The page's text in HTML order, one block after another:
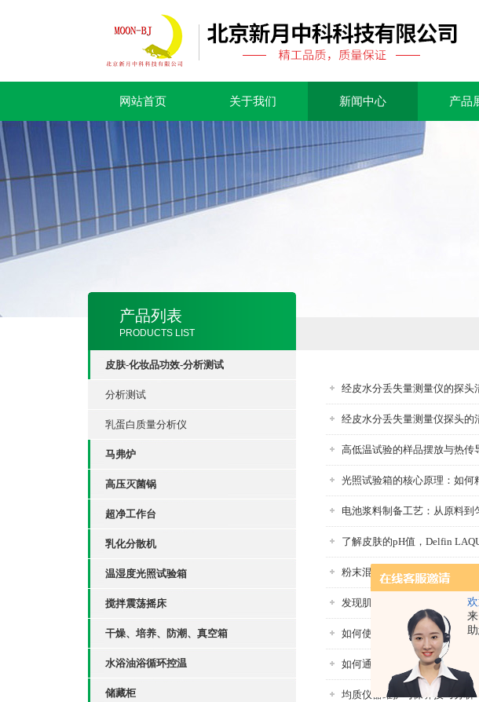
欢
网站首页 关于我们 新闻中心 产品
产品列表
PRODUCTS LIST
皮肤-化妆品功效-分析测试
分析测试
乳蛋白质量分析仪
马弗炉
高压灭菌锅
超净工作台
乳化分散机
温湿度光照试验箱
搅拌震荡摇床
干燥、培养、防潮、真空箱
水浴油浴循环控温
储藏柜
经皮水分丢失量测量仪的探头
经皮水分丢失量测量仪探头的
高低温试验的样品摆放与热传
光照试验箱的核心原理：如
电池浆料制备工艺：从原料到
了解皮肤的pH值，Delfin
粉末混炼的基本原理与工艺流
发现肌肤深层水分，Delfin 皮
如何使用Delfin皮肤表面水分
如何通过均质仪器实现高效的
均质仪器维护与保养技巧分析